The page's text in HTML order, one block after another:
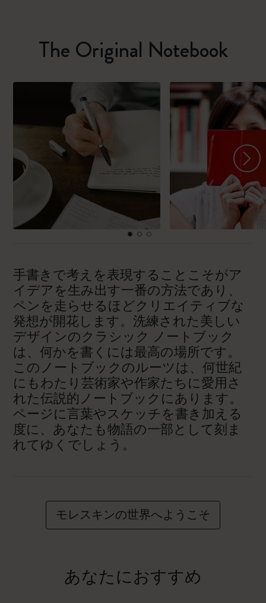
The Original Notebook
手書きで考えを表現することこそがア
イデアを生み出す一番の方法であり、
ペンを走らせるほどクリエイティブな
発想が開花します。洗練された美しい
デザインのクラシック ノートブック
は、何かを書くには最高の場所です。
このノートブックのルーツは、何世紀
にもわたり芸術家や作家たちに愛用さ
れた伝説的ノートブックにあります。
ページに言葉やスケッチを書き加える
度に、あなたも物語の一部として刻ま
れてゆくでしょう。
モレスキンの世界へようこそ
あなたにおすすめ